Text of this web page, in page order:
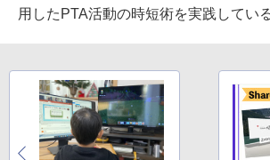
用したPTA活動の時短術を実践している